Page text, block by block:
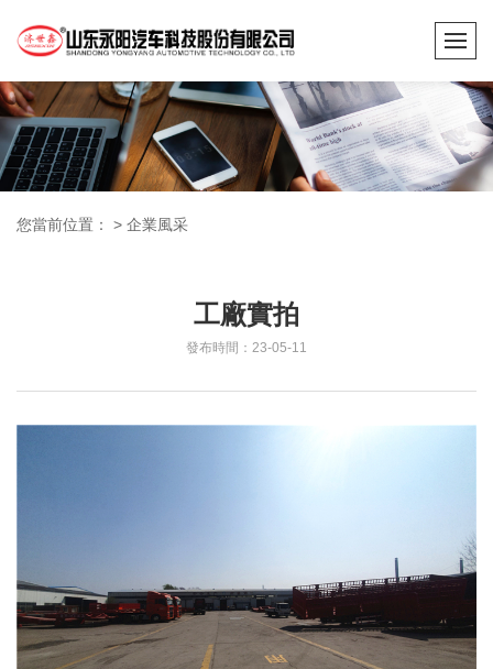
您當前位置： > 企業風采
工廠實拍
發布時間：23-05-11